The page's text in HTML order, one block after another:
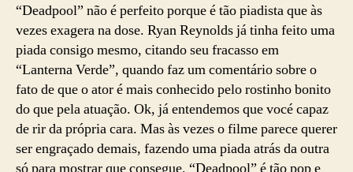
“Deadpool” não é perfeito porque é tão piadista que às
vezes exagera na dose. Ryan Reynolds já tinha feito uma
piada consigo mesmo, citando seu fracasso em
“Lanterna Verde”, quando faz um comentário sobre o
fato de que o ator é mais conhecido pelo rostinho bonito
do que pela atuação. Ok, já entendemos que vocé capaz
de rir da própria cara. Mas às vezes o filme parece querer
ser engraçado demais, fazendo uma piada atrás da outra